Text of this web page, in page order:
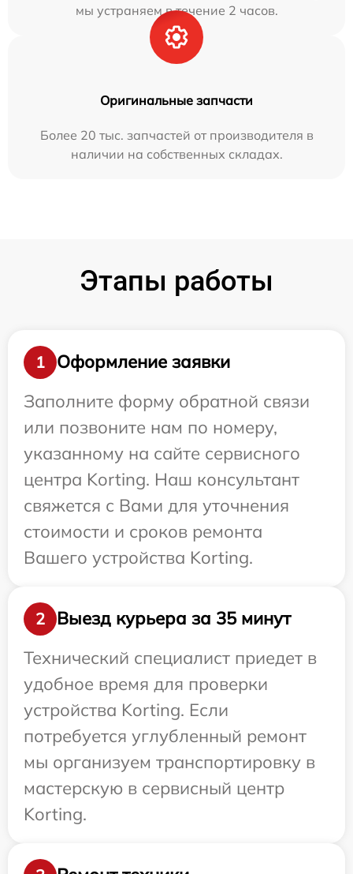
мы устраняем в течение 2 часов.
Оригинальные запчасти
Более 20 тыс. запчастей от производителя в
наличии на собственных складах.
Этапы работы
1
Оформление заявки
Заполните форму обратной связи
или позвоните нам по номеру,
указанному на сайте сервисного
центра Korting. Наш консультант
свяжется с Вами для уточнения
стоимости и сроков ремонта
Вашего устройства Korting.
2
Выезд курьера за 35 минут
Технический специалист приедет в
удобное время для проверки
устройства Korting. Если
потребуется углубленный ремонт
мы организуем транспортировку в
мастерскую в сервисный центр
Korting.